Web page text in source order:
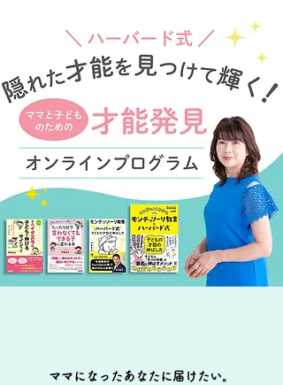
ママになったあなたに届けたい。